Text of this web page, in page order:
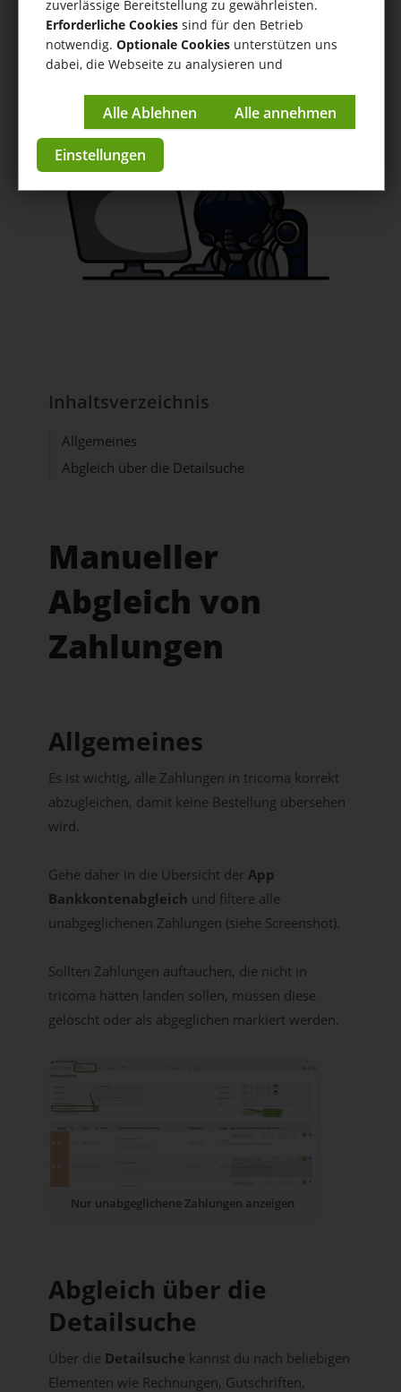
Bankkontenabgleich
Hilfe/Bankkontenabgleich/ Manueller Abgleich von
Zahlungen
Anleitungen & Tutorials
zur App im Store
Inhaltsverzeichnis
Allgemeines
Abgleich über die Detailsuche
Manueller
Abgleich von
Zahlungen
Allgemeines
Es ist wichtig, alle Zahlungen in tricoma korrekt
abzugleichen, damit keine Bestellung übersehen
wird.
Gehe daher in die Übersicht der App
Bankkontenabgleich und filtere alle
unabgeglichenen Zahlungen (siehe Screenshot).
Sollten Zahlungen auftauchen, die nicht in
tricoma hätten landen sollen, müssen diese
gelöscht oder als abgeglichen markiert werden.
Nur unabgeglichene Zahlungen anzeigen
Abgleich über die
Detailsuche
Über die Detailsuche kannst du nach beliebigen
Elementen wie Rechnungen, Gutschriften,
zuverlässige Bereitstellung zu gewährleisten.
Erforderliche Cookies sind für den Betrieb
notwendig. Optionale Cookies unterstützen uns
dabei, die Webseite zu analysieren und
Impressum| Datenschutzerklärung
Einstellungen